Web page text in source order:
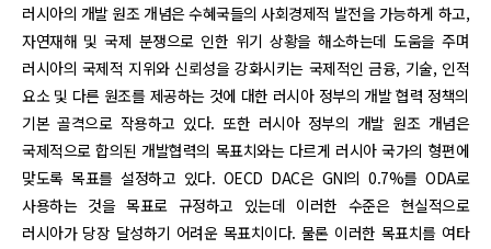
러시아의 개발 원조 개념은 수혜국들의 사회경제적 발전을 가능하게 하고,
자연재해 및 국제 분쟁으로 인한 위기 상황을 해소하는데 도움을 주며
러시아의 국제적 지위와 신뢰성을 강화시키는 국제적인 금융, 기술, 인적
요소 및 다른 원조를 제공하는 것에 대한 러시아 정부의 개발 협력 정책의
기본 골격으로 작용하고 있다. 또한 러시아 정부의 개발 원조 개념은
국제적으로 합의된 개발협력의 목표치와는 다르게 러시아 국가의 형편에
맞도록 목표를 설정하고 있다. OECD DAC은 GNI의 0.7%를 ODA로
사용하는 것을 목표로 규정하고 있는데 이러한 수준은 현실적으로
러시아가 당장 달성하기 어려운 목표치이다. 물론 이러한 목표치를 여타